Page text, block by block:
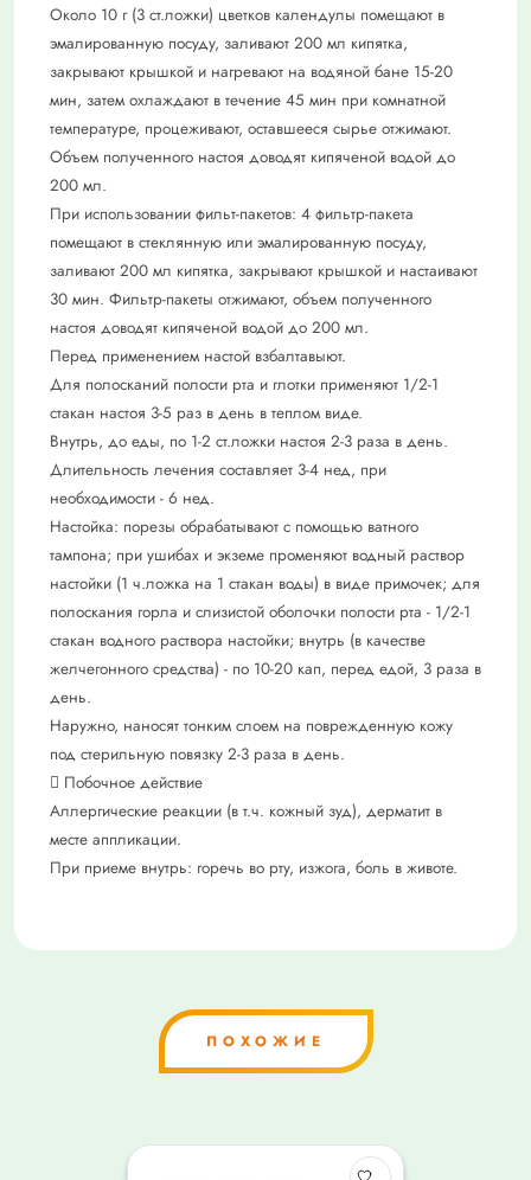
Около 10 г (3 ст.ложки) цветков календулы помещают в
эмалированную посуду, заливают 200 мл кипятка,
закрывают крышкой и нагревают на водяной бане 15-20
мин, затем охлаждают в течение 45 мин при комнатной
температуре, процеживают, оставшееся сырье отжимают.
Объем полученного настоя доводят кипяченой водой до
200 мл.
При использовании фильт-пакетов: 4 фильтр-пакета
помещают в стеклянную или эмалированную посуду,
заливают 200 мл кипятка, закрывают крышкой и настаивают
30 мин. Фильтр-пакеты отжимают, объем полученного
настоя доводят кипяченой водой до 200 мл.
Перед применением настой взбалтавыют.
Для полосканий полости рта и глотки применяют 1/2-1
стакан настоя 3-5 раз в день в теплом виде.
Внутрь, до еды, по 1-2 ст.ложки настоя 2-3 раза в день.
Длительность лечения составляет 3-4 нед, при
необходимости - 6 нед.
Настойка: порезы обрабатывают с помощью ватного
тампона; при ушибах и экземе променяют водный раствор
настойки (1 ч.ложка на 1 стакан воды) в виде примочек; для
полоскания горла и слизистой оболочки полости рта - 1/2-1
стакан водного раствора настойки; внутрь (в качестве
желчегонного средства) - по 10-20 кап, перед едой, 3 раза в
день.
Наружно, наносят тонким слоем на поврежденную кожу
под стерильную повязку 2-3 раза в день.
 Побочное действие
Аллергические реакции (в т.ч. кожный зуд), дерматит в
месте аппликации.
При приеме внутрь: горечь во рту, изжога, боль в животе.
ПОХОЖИЕ